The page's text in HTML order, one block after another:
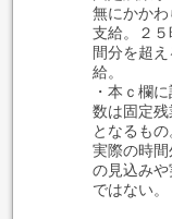
無にかか
支給。２５
間分を超
給。
・本ｃ欄
数は固定
となるもの
実際の時
の見込み
ではない。